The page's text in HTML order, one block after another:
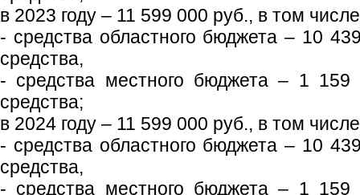
в 2023 году – 11 599 000 руб., в том
- средства областного бюджета – 10
средства,
- средства местного бюджета – 1
средства;
в 2024 году – 11 599 000 руб., в том
- средства областного бюджета – 10
средства,
- средства местного бюджета – 1